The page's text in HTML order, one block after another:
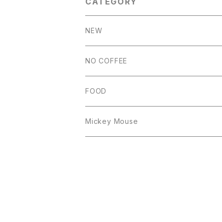
NEW
NO COFFEE
FOOD
Mickey Mouse